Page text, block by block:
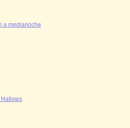
a medianoche
Hallows